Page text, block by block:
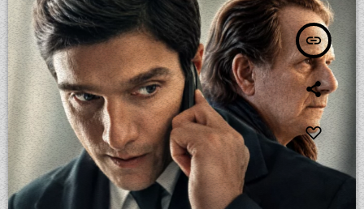
insert_link